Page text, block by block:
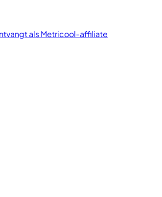
als Metricool-affiliate